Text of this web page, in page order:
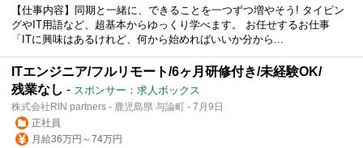
【仕事内容】同期と一緒に、できることを一つずつ増やそう! タイピン
グやIT用語など、超基本からゆっくり学べます。 お任せするお仕事
「ITに興味はあるけれど、何から始めればいいか分から...
ITエンジニア/フルリモート/6ヶ月研修付き/未経験OK/
残業なし - スポンサー：求人ボックス
株式会社RIN partners - 鹿児島県 与論町 - 7月9日
正社員
月給36万円～74万円